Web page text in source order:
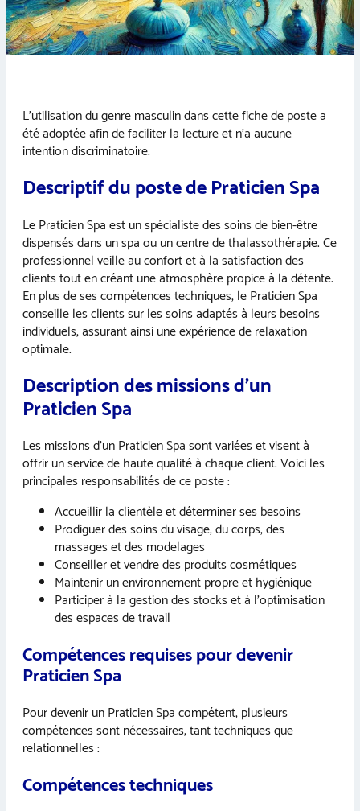
L’utilisation du genre masculin dans cette fiche de poste a
été adoptée afin de faciliter la lecture et n’a aucune
intention discriminatoire.
Descriptif du poste de Praticien Spa
Le Praticien Spa est un spécialiste des soins de bien-être
dispensés dans un spa ou un centre de thalassothérapie. Ce
professionnel veille au confort et à la satisfaction des
clients tout en créant une atmosphère propice à la détente.
En plus de ses compétences techniques, le Praticien Spa
conseille les clients sur les soins adaptés à leurs besoins
individuels, assurant ainsi une expérience de relaxation
optimale.
Description des missions d’un
Praticien Spa
Les missions d’un Praticien Spa sont variées et visent à
offrir un service de haute qualité à chaque client. Voici les
principales responsabilités de ce poste :
Accueillir la clientèle et déterminer ses besoins
Prodiguer des soins du visage, du corps, des
massages et des modelages
Conseiller et vendre des produits cosmétiques
Maintenir un environnement propre et hygiénique
Participer à la gestion des stocks et à l’optimisation
des espaces de travail
Compétences requises pour devenir
Praticien Spa
Pour devenir un Praticien Spa compétent, plusieurs
compétences sont nécessaires, tant techniques que
relationnelles :
Compétences techniques